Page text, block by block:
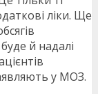
ліки. Ще
й надалі
у МОЗ.